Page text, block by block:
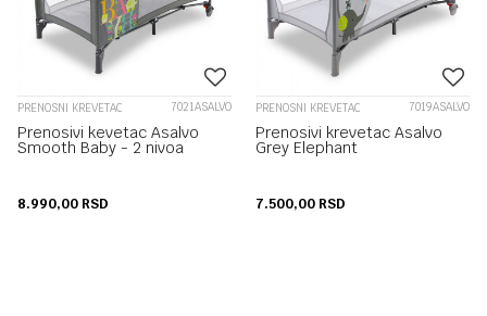
PRENOSNI KREVETAC 7021ASALVO
Prenosivi kevetac Asalvo
Smooth Baby - 2 nivoa
8.990,00 RSD
PRENOSNI KREVETAC 7019ASALVO
Prenosivi krevetac Asalvo
Grey Elephant
7.500,00 RSD